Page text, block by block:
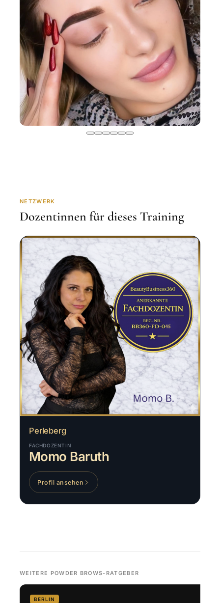
NETZWERK
Dozentinnen für dieses Training
Perleberg
FACHDOZENTIN
Momo Baruth
Profil ansehen
WEITERE POWDER BROWS-RATGEBER
BERLIN